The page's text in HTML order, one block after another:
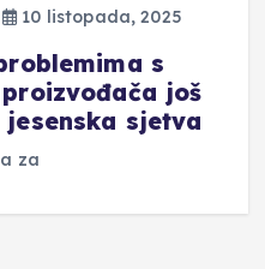
10 listopada, 2025
s
još
sjetva
za